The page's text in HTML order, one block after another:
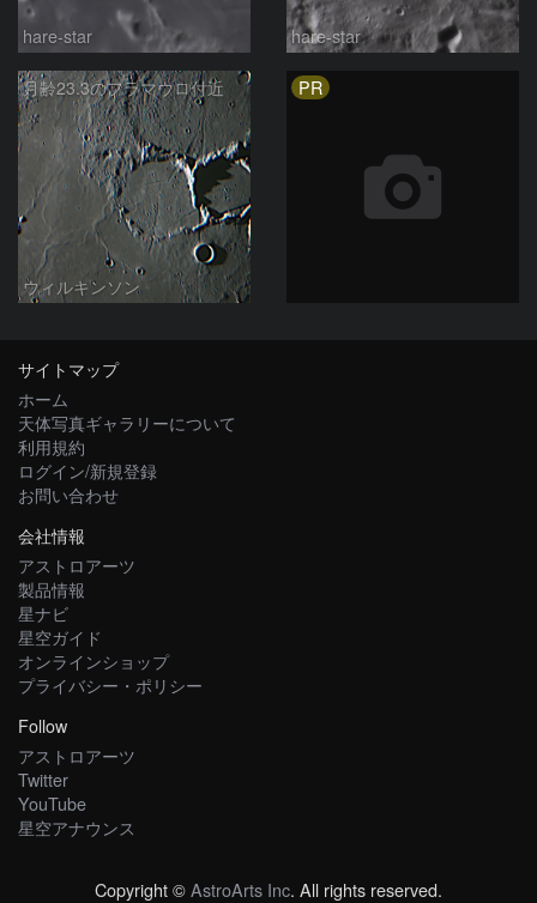
hare-star hare-star
月齢23.3のフラマウロ付近
ウィルキンソン
PR
サイトマップ
ホーム
天体写真ギャラリーについて
利用規約
ログイン/新規登録
お問い合わせ
会社情報
アストロアーツ
製品情報
星ナビ
星空ガイド
オンラインショップ
プライバシー・ポリシー
Follow
アストロアーツ
Twitter
YouTube
星空アナウンス
Copyright ©AstroArts Inc. All rights reserved.